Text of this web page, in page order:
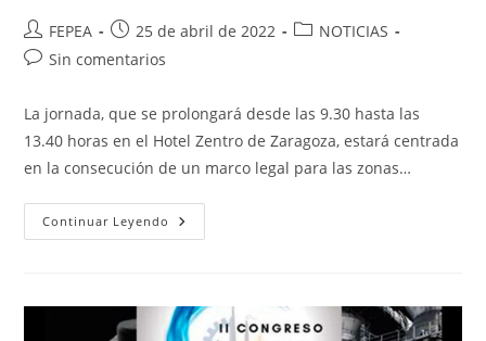
Autor
de
FEPEA
Publicación
de
25 de abril de 2022
Categoría
NOTICIAS
Comentarios
la
entrada:
Sin comentarios
La jornada, que se prolongará desde las 9.30 hasta las
13.40 horas en el Hotel Zentro de Zaragoza, estará centrada
en la consecución de un marco legal para las zonas…
Continuar Leyendo
Congreso
Por
FEPEA